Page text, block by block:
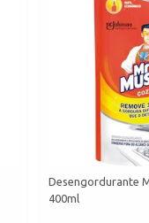
Desengordurante
400ml